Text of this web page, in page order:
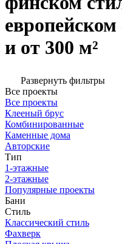
европейском
и от 300 м²
Развернуть фильтры
Все проекты
Все проекты
Клееный брус
Комбинированные
Каменные дома
Авторские
Тип
1-этажные
2-этажные
Популярные проекты
Бани
Стиль
Классический стиль
Фахверк